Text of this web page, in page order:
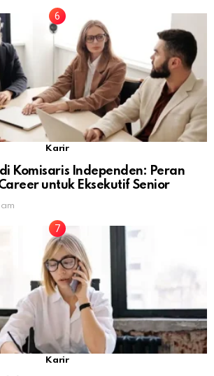
Karir
Komisaris Independen: Peran
untuk Eksekutif Senior
am
Karir